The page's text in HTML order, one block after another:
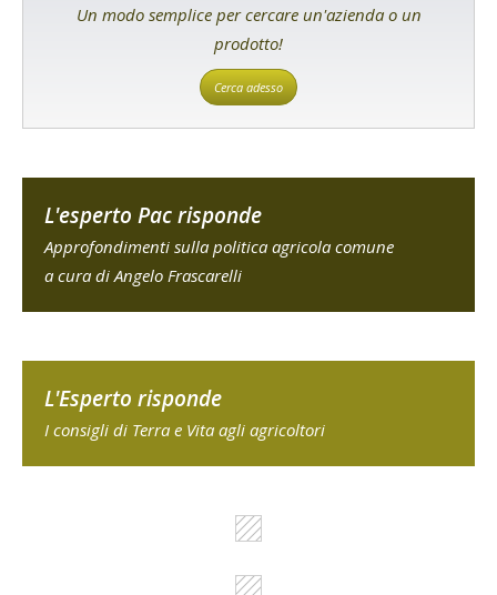
Un modo semplice per cercare un'azienda o un
prodotto!
Cerca adesso
L'esperto Pac risponde
Approfondimenti sulla politica agricola comune
a cura di Angelo Frascarelli
L'Esperto risponde
I consigli di Terra e Vita agli agricoltori